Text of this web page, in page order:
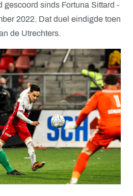
gescoord sinds Fortuna Sittard -
2022. Dat duel eindigde toen
de Utrechters.